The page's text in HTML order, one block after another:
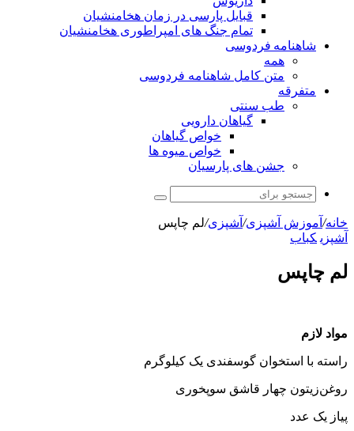
قبایل پارسی در زمان هخامنشیان
تمام جنگ های امپراطوری هخامنشیان
شاهنامه فردوسی
همه
متن کامل شاهنامه فردوسی
متفرقه
طب سنتی
گیاهان دارویی
خواص گیاهان
خواص میوه ها
جشن های پارسیان
جستجو
خانه/ آموزش آشپزی/ آشپزی/لم چاپس
آشپزی کباب
لم چاپس
مواد لازم
راسته با استخوان گوسفندی یک کیلوگرم
روغن‌زیتون چهار قاشق سوپخوری
پیاز یک عدد